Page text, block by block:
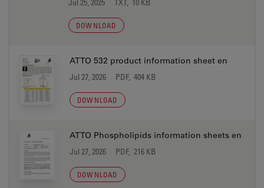
Jul 25, 2025 TXT, 10 KB
DOWNLOAD
ATTO 532 product information sheet en
Jul 27, 2026 PDF, 404 KB
DOWNLOAD
ATTO Phospholipids information sheets en
Jul 27, 2026 PDF, 216 KB
DOWNLOAD